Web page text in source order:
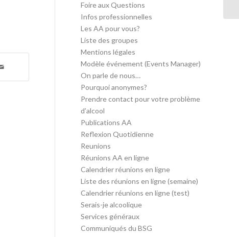
Foire aux Questions
Infos professionnelles
Les AA pour vous?
Liste des groupes
Mentions légales
Modèle événement (Events Manager)
On parle de nous…
Pourquoi anonymes?
Prendre contact pour votre problème
d’alcool
Publications AA
Reflexion Quotidienne
Reunions
Réunions AA en ligne
Calendrier réunions en ligne
Liste des réunions en ligne (semaine)
Calendrier réunions en ligne (test)
Serais-je alcoolique
Services généraux
Communiqués du BSG